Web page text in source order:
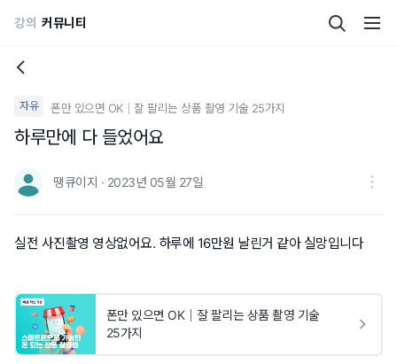
강의 커뮤니티
자유 폰만 있으면 OK｜잘 팔리는 상품 촬영 기술 25가지
하루만에 다 들었어요
땡큐이지 · 2023년 05월 27일
실전 사진촬영 영상없어요. 하루에 16만원 날린거 같아 실망입니다
폰만 있으면 OK｜잘 팔리는 상품 촬영 기술
25가지